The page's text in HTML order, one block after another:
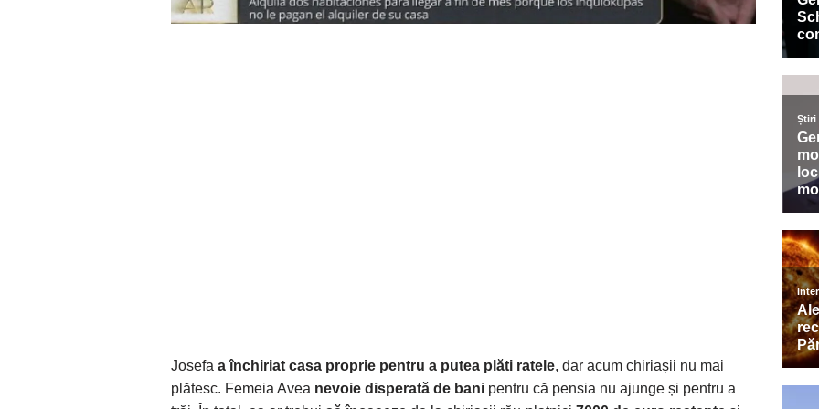
Josefa a închiriat casa proprie pentru a putea plăti ratele, dar acum chiriașii nu mai
plătesc. Femeia Avea nevoie disperată de bani pentru că pensia nu ajunge și pentru a